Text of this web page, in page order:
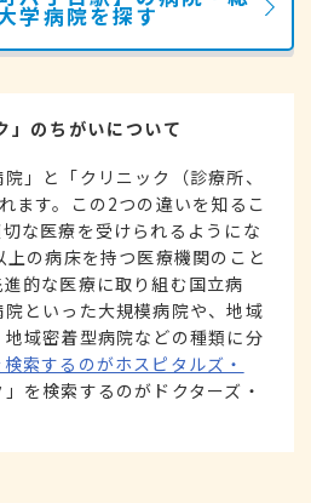
学病院を探す
」のちがいについて
」と「クリニック（診療所、
ます。この2つの違いを知るこ
な医療を受けられるようにな
の病床を持つ医療機関のこと
的な医療に取り組む国立病
といった大規模病院や、地域
域密着型病院などの種類に分
検索するのがホスピタルズ・
を検索するのがドクターズ・